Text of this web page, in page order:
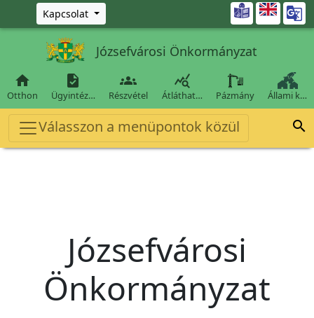
Ugrás a fő tartalomra
Kapcsolat 
Józsefvárosi Önkormányzat

Otthon

Ügyintéz…

Részvétel

Átláthat… Pázmány Állami k…
Válasszon a menüpontok közül 
Józsefvárosi
Önkormányzat